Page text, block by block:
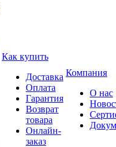
Как купить
Доставка
Оплата
Гарантия
Возврат
товара
Онлайн-
заказ
Компания
О нас